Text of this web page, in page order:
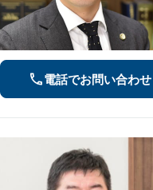
電話でお問い合わせ